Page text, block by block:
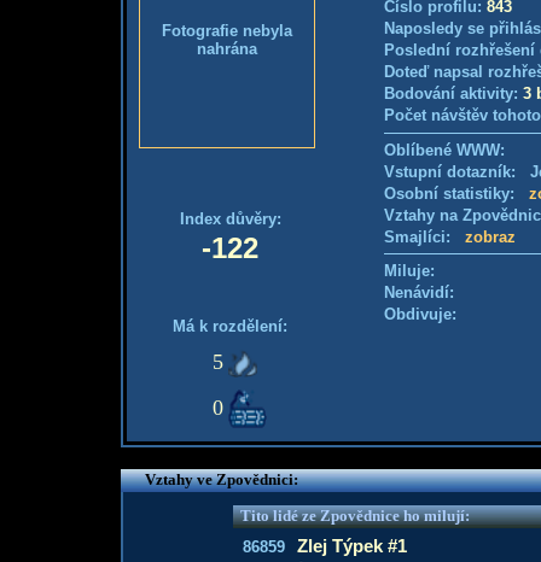
Fotografie nebyla
nahrána
Index důvěry:
-122
Má k rozdělení:
5
0
Číslo profilu: 843
Naposledy se
Poslední
Doteď napsal
Bodování aktivity: 3
Počet návštěv
Oblíbené WWW:
Vstupní dotazník:
Osobní statistiky:
Vztahy na
Smajlíci: zobraz
Miluje:
Nenávidí:
Obdivuje:
Vztahy ve Zpovědnici:
Tito lidé ze Zpovědnice ho milují:
86859
Zlej Týpek #1